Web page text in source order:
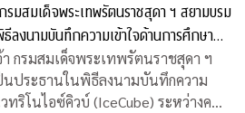
มสมเด็จพระเทพรัตนราชสุดา ฯ สยามบรม
ธีลงนามบันทึกความเข้าใจด้านการศึกษา
ระหว่างคณะวิทยาศาสตร์ จุฬาฯ และ
น
กรมสมเด็จพระเทพรัตนราชสุดา ฯ
นประธานในพิธีลงนามบันทึกความ
ทริโนไอซ์คิวบ์ (IceCube) ระหว่างคณะ